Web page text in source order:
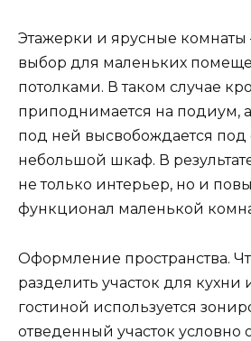
Этажерки и ярусные
выбор для маленьких
потолками. В таком случае
приподнимается на подиум, а
под ней высвобождается под
небольшой шкаф. В
не только интерьер, но и
функционал маленькой
Оформление пространства.
разделить участок для кухни
гостиной используется
отведенный участок условно